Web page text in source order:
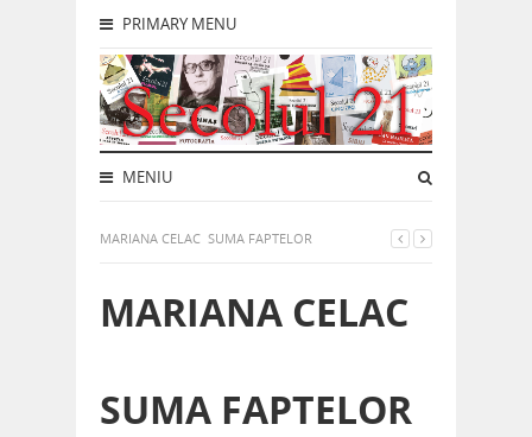
PRIMARY MENU
MENIU
MARIANA CELAC SUMA FAPTELOR
MARIANA CELAC
SUMA FAPTELOR